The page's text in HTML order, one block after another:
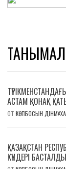
АСТАМ ҚОНАҚ
ОТ КӨПБОСЫН
ҚАЗАҚСТАН
КҮНДЕРІ БАСТАЛДЫ